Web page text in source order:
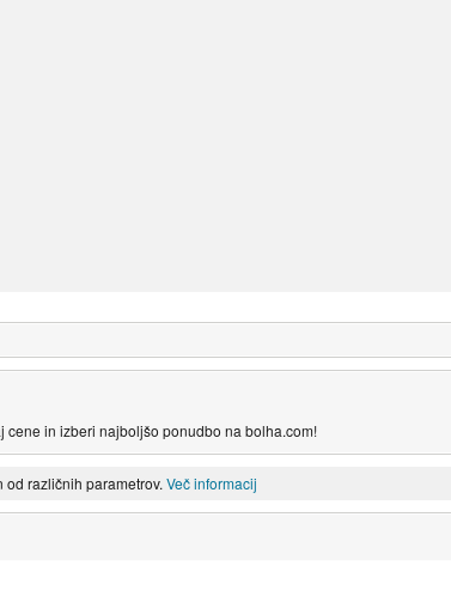
cene in izberi najboljšo ponudbo na bolha.com!
različnih parametrov. Več informacij